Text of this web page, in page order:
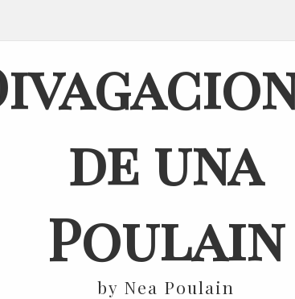
de una
Poulain
by Nea Poulain